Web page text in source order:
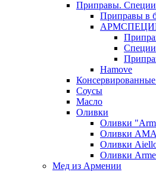
Приправы. Специи
Приправы в
Специи
Hamove
Соусы
Масло
Оливки
Оливки
Оливки
Оливки
Оливки
Мед из Армении